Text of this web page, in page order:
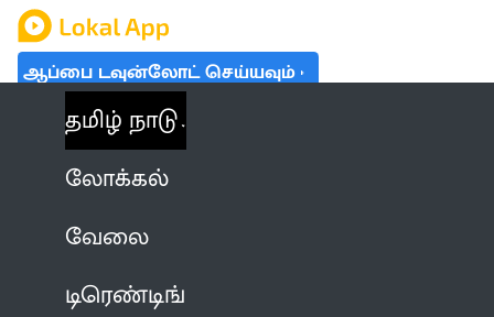
ஆப்பை டவுன்லோட் செய்யவும்
தமிழ் நாடு
லோக்கல்
வேலை
டிரெண்டிங்